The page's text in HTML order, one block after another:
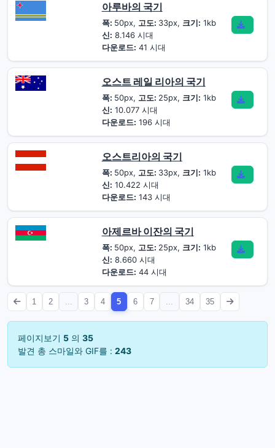
아루바의 국기
폭: 50px, 고도: 33px, 크기: 1kb
신: 8.146 시대
다운로드: 41 시대
오스트 레일 리아의 국기
폭: 50px, 고도: 25px, 크기: 1kb
신: 10.077 시대
다운로드: 196 시대
오스트리아의 국기
폭: 50px, 고도: 33px, 크기: 1kb
신: 10.422 시대
다운로드: 143 시대
아제르바 이잔의 국기
폭: 50px, 고도: 25px, 크기: 1kb
신: 8.660 시대
다운로드: 44 시대
1 2 3 4 5 6 7 34 35
페이지보기 5 의 35
발견 총 스마일와 GIF를 : 243